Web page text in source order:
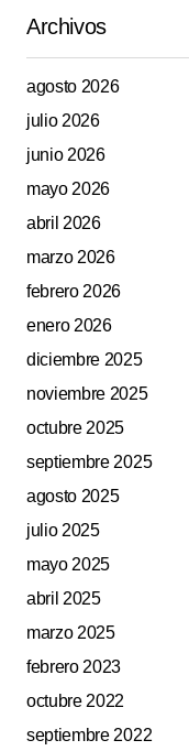
Archivos
agosto 2026
julio 2026
junio 2026
mayo 2026
abril 2026
marzo 2026
febrero 2026
enero 2026
diciembre 2025
noviembre 2025
octubre 2025
septiembre 2025
agosto 2025
julio 2025
mayo 2025
abril 2025
marzo 2025
febrero 2023
octubre 2022
septiembre 2022